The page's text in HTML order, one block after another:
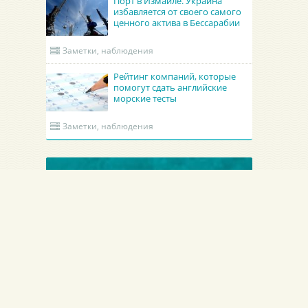
избавляется от своего самого
ценного актива в Бессарабии
Заметки, наблюдения
Рейтинг компаний, которые
помогут сдать английские
морские тесты
Заметки, наблюдения